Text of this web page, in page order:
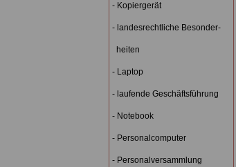
- Kopiergerät
- landesrechtliche Besonder-
heiten
- Laptop
- laufende Geschäftsführung
- Notebook
- Personalcomputer
- Personalversammlung